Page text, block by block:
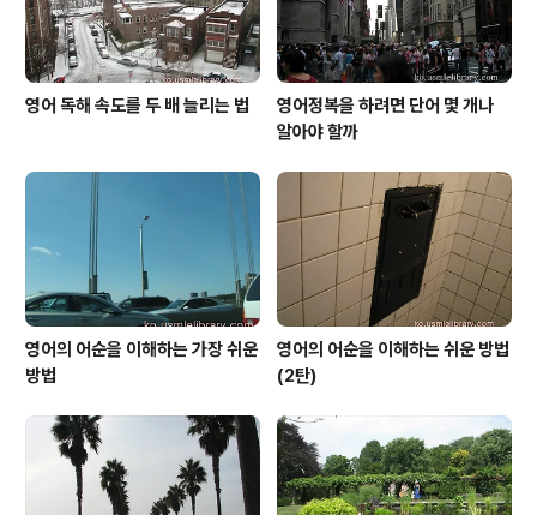
영어 독해 속도를 두 배 늘리는 법
영어정복을 하려면 단어 몇 개나
알아야 할까
영어의 어순을 이해하는 가장 쉬운
방법
영어의 어순을 이해하는 쉬운 방법
(2탄)